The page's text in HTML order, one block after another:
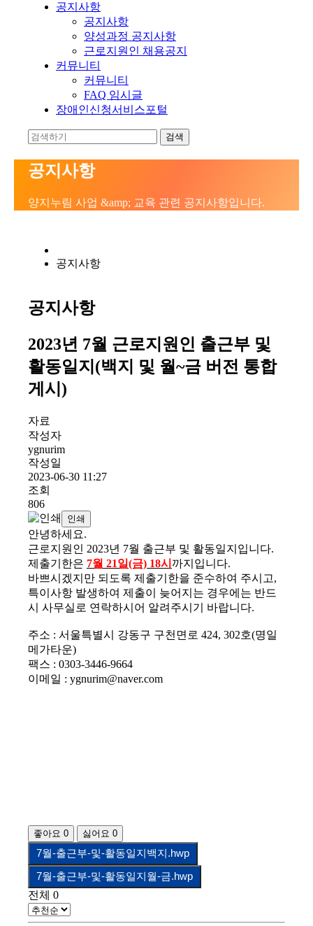
공지사항
공지사항
양성과정 공지사항
근로지원인 채용공지
커뮤니티
커뮤니티
FAQ 임시글
장애인신청서비스포털
공지사항
양지누림 사업 &amp; 교육 관련 공지사항입니다.
공지사항
공지사항
2023년 7월 근로지원인 출근부 및
활동일지(백지 및 월~금 버전 통합
게시)
자료
작성자
ygnurim
작성일
2023-06-30 11:27
조회
806
인쇄
안녕하세요.
근로지원인 2023년 7월 출근부 및 활동일지입니다.
제출기한은 7월 21일(금) 18시 까지입니다.
바쁘시겠지만 되도록 제출기한을 준수하여 주시고,
특이사항 발생하여 제출이 늦어지는 경우에는 반드
시 사무실로 연락하시어 알려주시기 바랍니다.
주소 : 서울특별시 강동구 구천면로 424, 302호(명일
메가타운)
팩스 : 0303-3446-9664
이메일 : ygnurim@naver.com
좋아요 0 싫어요 0
7월-출근부-및-활동일지백지.hwp
7월-출근부-및-활동일지월-금.hwp
전체 0